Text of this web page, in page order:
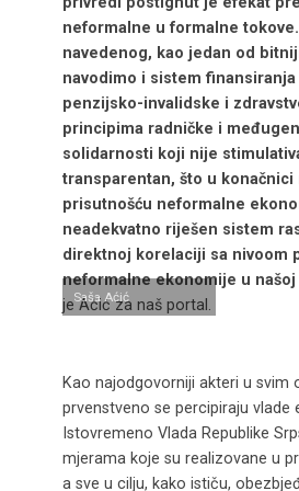
neformalne u formalne
navedenog, kao jedan od
navodimo i sistem finansiranja
penzijsko-invalidske i
principima radničke i
solidarnosti koji nije
transparentan, što u
prisutnošću neformalne
neadekvatno riješen sistem
direktnoj korelaciji sa nivoom
neformalne ekonomije u
je Aćić za naš portal.
Saša Aćić
Kao najodgovorniji akteri u svim
prvenstveno se percipiraju vlade
Istovremeno Vlada Republike
mjerama koje su realizovane u
a sve u cilju, kako ističu,